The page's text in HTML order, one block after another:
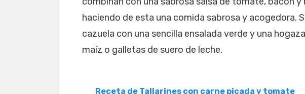
haciendo de esta una comida sabrosa y acogedora.
cazuela con una sencilla ensalada verde y una
maíz o galletas de suero de leche.
Receta de Tallarines con carne picada y tomate